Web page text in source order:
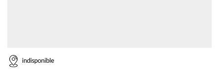
indisponible